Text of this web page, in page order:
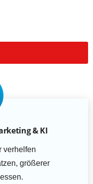
& KI
verhelfen
größerer